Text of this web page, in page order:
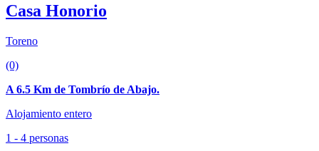
Casa Honorio
Toreno
(0)
A 6.5 Km de Tombrío de Abajo.
Alojamiento entero
1 - 4 personas